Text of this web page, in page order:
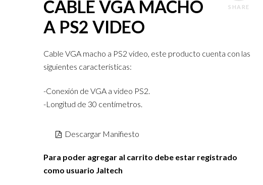
SHARE
CABLE VGA MACHO
A PS2 VIDEO
Cable VGA macho a PS2 video, este producto cuenta con las
siguientes características:
-Conexión de VGA a video PS2.
-Longitud de 30 centímetros.
Descargar Manifiesto
Para poder agregar al carrito debe estar registrado
como usuario Jaltech